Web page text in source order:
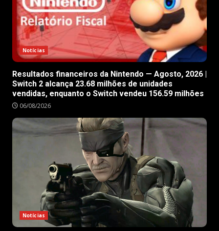
Notícias
Resultados financeiros da Nintendo — Agosto, 2026 |
Switch 2 alcança 23.68 milhões de unidades
vendidas, enquanto o Switch vendeu 156.59 milhões
06/08/2026
Notícias